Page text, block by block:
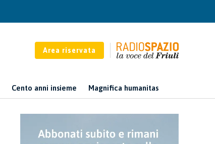
Area riservata
Cento anni insieme Magnifica humanitas